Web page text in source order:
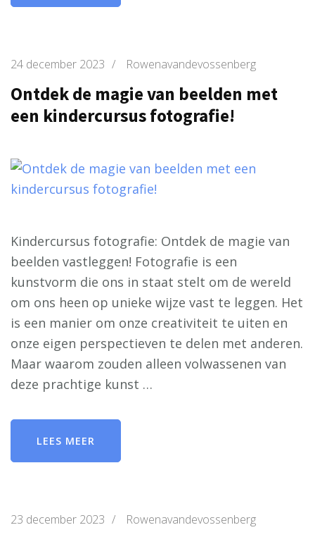
24 december 2023 / Rowenavandevossenberg
Ontdek de magie van beelden met
een kindercursus fotografie!
Kindercursus fotografie: Ontdek de magie van
beelden vastleggen! Fotografie is een
kunstvorm die ons in staat stelt om de wereld
om ons heen op unieke wijze vast te leggen. Het
is een manier om onze creativiteit te uiten en
onze eigen perspectieven te delen met anderen.
Maar waarom zouden alleen volwassenen van
deze prachtige kunst …
LEES MEER
23 december 2023 / Rowenavandevossenberg